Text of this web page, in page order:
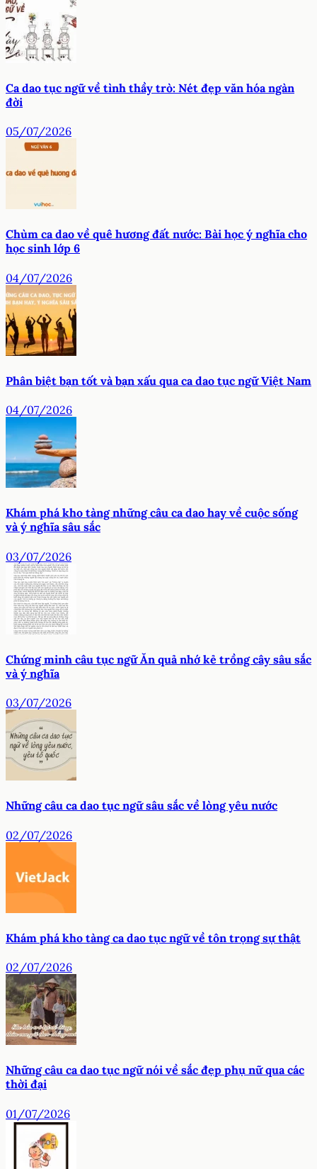
Ca dao tục ngữ về tình thầy trò: Nét đẹp văn hóa ngàn
đời
05/07/2026
Chùm ca dao về quê hương đất nước: Bài học ý nghĩa cho
học sinh lớp 6
04/07/2026
Phân biệt bạn tốt và bạn xấu qua ca dao tục ngữ Việt Nam
04/07/2026
Khám phá kho tàng những câu ca dao hay về cuộc sống
và ý nghĩa sâu sắc
03/07/2026
Chứng minh câu tục ngữ Ăn quả nhớ kẻ trồng cây sâu sắc
và ý nghĩa
03/07/2026
Những câu ca dao tục ngữ sâu sắc về lòng yêu nước
02/07/2026
Khám phá kho tàng ca dao tục ngữ về tôn trọng sự thật
02/07/2026
Những câu ca dao tục ngữ nói về sắc đẹp phụ nữ qua các
thời đại
01/07/2026